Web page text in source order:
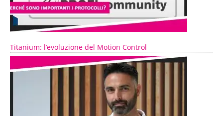
Titanium: l’evoluzione del Motion Control